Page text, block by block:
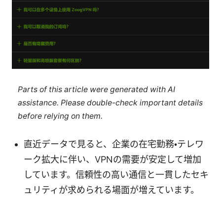
Parts of this article were generated with AI
assistance. Please double-check important details
before relying on them.
直近データで見ると、企業の在宅勤務・テレワ
ーク拡大に伴い、VPNの需要が安定して増加
しています。信頼性の高い通信と一貫したセキ
ュリティが求められる場面が増えています。